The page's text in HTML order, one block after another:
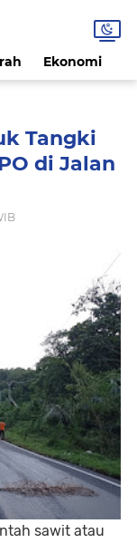
Ekonomi
Tangki
di Jalan
sawit atau